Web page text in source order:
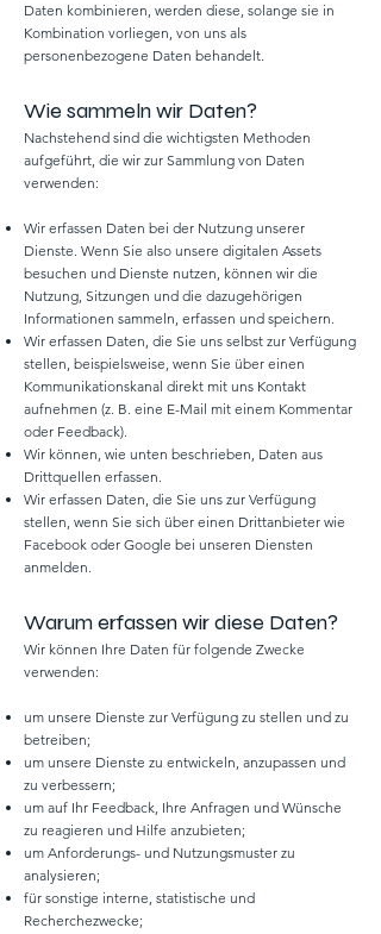
Daten kombinieren, werden diese, solange sie in
Kombination vorliegen, von uns als
personenbezogene Daten behandelt.
Wie sammeln wir Daten?
Nachstehend sind die wichtigsten Methoden
aufgeführt, die wir zur Sammlung von Daten
verwenden:
Wir erfassen Daten bei der Nutzung unserer
Dienste. Wenn Sie also unsere digitalen Assets
besuchen und Dienste nutzen, können wir die
Nutzung, Sitzungen und die dazugehörigen
Informationen sammeln, erfassen und speichern.
Wir erfassen Daten, die Sie uns selbst zur Verfügung
stellen, beispielsweise, wenn Sie über einen
Kommunikationskanal direkt mit uns Kontakt
aufnehmen (z. B. eine E-Mail mit einem Kommentar
oder Feedback).
Wir können, wie unten beschrieben, Daten aus
Drittquellen erfassen.
Wir erfassen Daten, die Sie uns zur Verfügung
stellen, wenn Sie sich über einen Drittanbieter wie
Facebook oder Google bei unseren Diensten
anmelden.
Warum erfassen wir diese Daten?
Wir können Ihre Daten für folgende Zwecke
verwenden:
um unsere Dienste zur Verfügung zu stellen und zu
betreiben;
um unsere Dienste zu entwickeln, anzupassen und
zu verbessern;
um auf Ihr Feedback, Ihre Anfragen und Wünsche
zu reagieren und Hilfe anzubieten;
um Anforderungs- und Nutzungsmuster zu
analysieren;
für sonstige interne, statistische und
Recherchezwecke;